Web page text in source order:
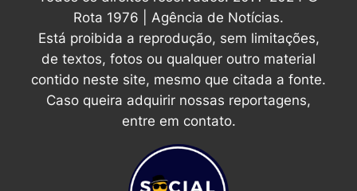
Rota 1976 | Agência de Notícias.
Está proibida a reprodução, sem limitações,
de textos, fotos ou qualquer outro material
contido neste site, mesmo que citada a fonte.
Caso queira adquirir nossas reportagens,
entre em contato.